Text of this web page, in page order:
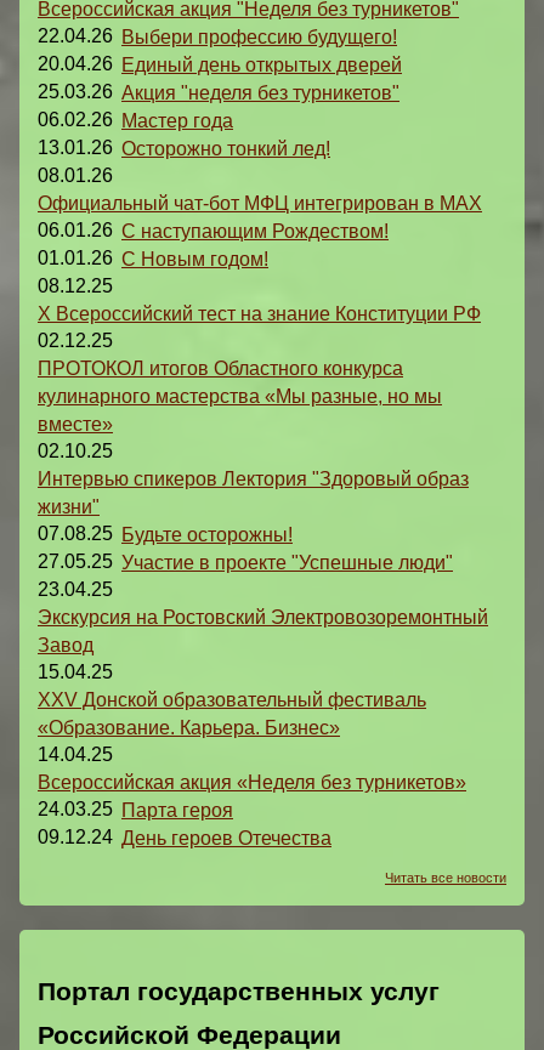
Всероссийская акция "Неделя без турникетов"
22.04.26 Выбери профессию будущего!
20.04.26 Единый день открытых дверей
25.03.26 Акция "неделя без турникетов"
06.02.26 Мастер года
13.01.26 Осторожно тонкий лед!
08.01.26
Официальный чат-бот МФЦ интегрирован в MAX
06.01.26 С наступающим Рождеством!
01.01.26 С Новым годом!
08.12.25
X Всероссийский тест на знание Конституции РФ
02.12.25
ПРОТОКОЛ итогов Областного конкурса
кулинарного мастерства «Мы разные, но мы
вместе»
02.10.25
Интервью спикеров Лектория "Здоровый образ
жизни"
07.08.25 Будьте осторожны!
27.05.25 Участие в проекте "Успешные люди"
23.04.25
Экскурсия на Ростовский Электровозоремонтный
Завод
15.04.25
XXV Донской образовательный фестиваль
«Образование. Карьера. Бизнес»
14.04.25
Всероссийская акция «Неделя без турникетов»
24.03.25 Парта героя
09.12.24 День героев Отечества
Читать все новости
Портал государственных услуг
Российской Федерации